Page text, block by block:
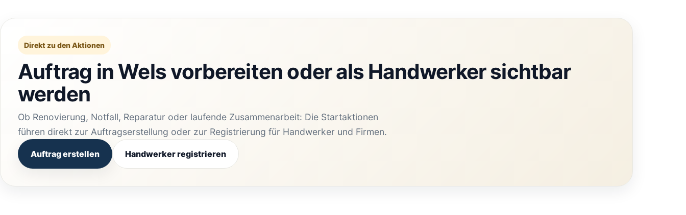
Direkt zu den Aktionen
Auftrag in Wels vorbereiten oder als Handwerker sichtbar
werden
Ob Renovierung, Notfall, Reparatur oder laufende Zusammenarbeit: Die Startaktionen
führen direkt zur Auftragserstellung oder zur Registrierung für Handwerker und Firmen.
Auftrag erstellen Handwerker registrieren